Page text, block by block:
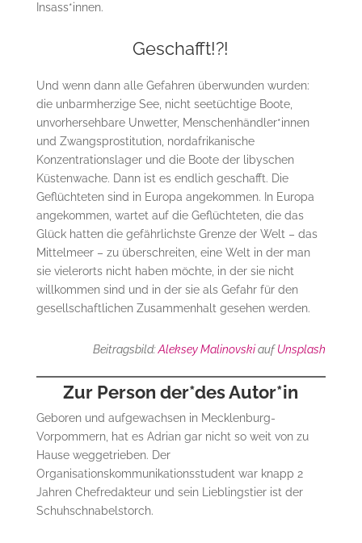
Insass*innen.
Geschafft!?!
Und wenn dann alle Gefahren überwunden wurden:
die unbarmherzige See, nicht seetüchtige Boote,
unvorhersehbare Unwetter, Menschenhändler*innen
und Zwangsprostitution, nordafrikanische
Konzentrationslager und die Boote der libyschen
Küstenwache. Dann ist es endlich geschafft. Die
Geflüchteten sind in Europa angekommen. In Europa
angekommen, wartet auf die Geflüchteten, die das
Glück hatten die gefährlichste Grenze der Welt – das
Mittelmeer – zu überschreiten, eine Welt in der man
sie vielerorts nicht haben möchte, in der sie nicht
willkommen sind und in der sie als Gefahr für den
gesellschaftlichen Zusammenhalt gesehen werden.
Beitragsbild:Aleksey MalinovskiaufUnsplash
Zur Person der*des Autor*in
Geboren und aufgewachsen in Mecklenburg-
Vorpommern, hat es Adrian gar nicht so weit von zu
Hause weggetrieben. Der
Organisationskommunikationsstudent war knapp 2
Jahren Chefredakteur und sein Lieblingstier ist der
Schuhschnabelstorch.